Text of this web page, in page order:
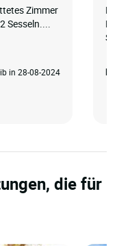
Zimmer
Sesseln....
in 28-08-2024
die für